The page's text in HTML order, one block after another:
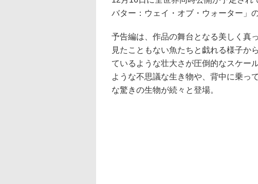
バター：ウェイ・オブ・ウォーター」
予告編は、作品の舞台となる美しく真
見たこともない魚たちと戯れる様子か
ているような壮大さが圧倒的なスケー
ような不思議な生き物や、背中に乗っ
な驚きの生物が続々と登場。